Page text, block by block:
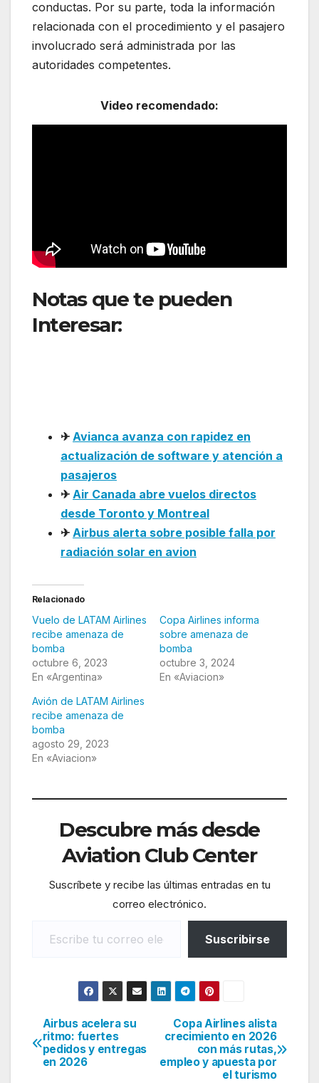
conductas. Por su parte, toda la información
relacionada con el procedimiento y el pasajero
involucrado será administrada por las
autoridades competentes.
Video recomendado:
Notas que te pueden
Interesar:
✈ Avianca avanza con rapidez en
actualización de software y atención a
pasajeros
✈ Air Canada abre vuelos directos
desde Toronto y Montreal
✈ Airbus alerta sobre posible falla por
radiación solar en avion
Relacionado
Vuelo de LATAM Airlines
recibe amenaza de
bomba
octubre 6, 2023
En «Argentina»
Copa Airlines informa
sobre amenaza de
bomba
octubre 3, 2024
En «Aviacion»
Avión de LATAM Airlines
recibe amenaza de
bomba
agosto 29, 2023
En «Aviacion»
Descubre más desde
Aviation Club Center
Suscríbete y recibe las últimas entradas en tu
correo electrónico.
Suscribirse
Navegación
de
Copa Airlines alista
crecimiento en 2026
con más rutas,
empleo y apuesta por
el turismo
Airbus acelera su
ritmo: fuertes
pedidos y entregas
en 2026